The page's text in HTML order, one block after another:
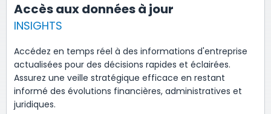
Accès aux données à jour
INSIGHTS
Accédez en temps réel à des informations d'entreprise
actualisées pour des décisions rapides et éclairées.
Assurez une veille stratégique efficace en restant
informé des évolutions financières, administratives et
juridiques.